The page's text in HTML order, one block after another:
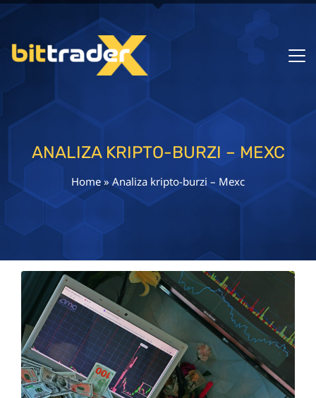
ANALIZA KRIPTO-BURZI – MEXC
Home»Analiza kripto-burzi – Mexc